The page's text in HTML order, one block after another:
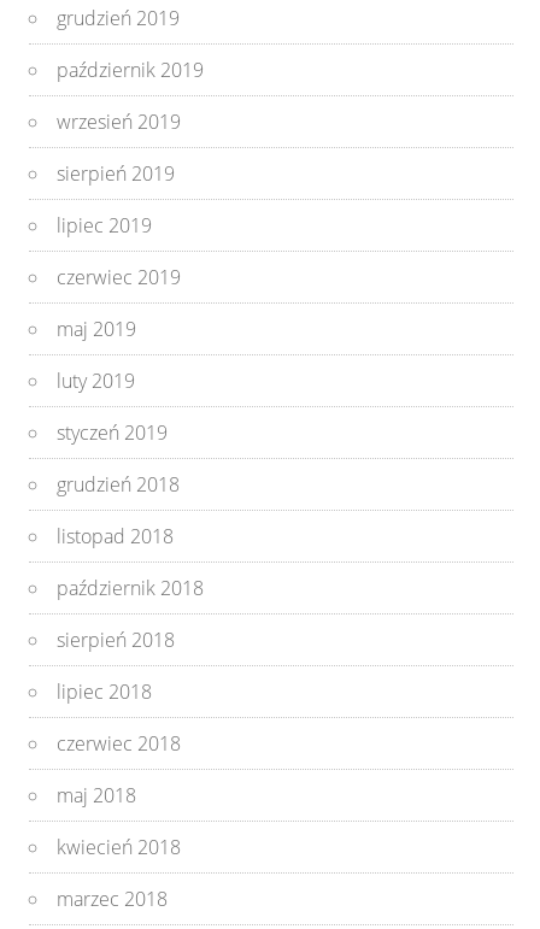
grudzień 2019
październik 2019
wrzesień 2019
sierpień 2019
lipiec 2019
czerwiec 2019
maj 2019
luty 2019
styczeń 2019
grudzień 2018
listopad 2018
październik 2018
sierpień 2018
lipiec 2018
czerwiec 2018
maj 2018
kwiecień 2018
marzec 2018